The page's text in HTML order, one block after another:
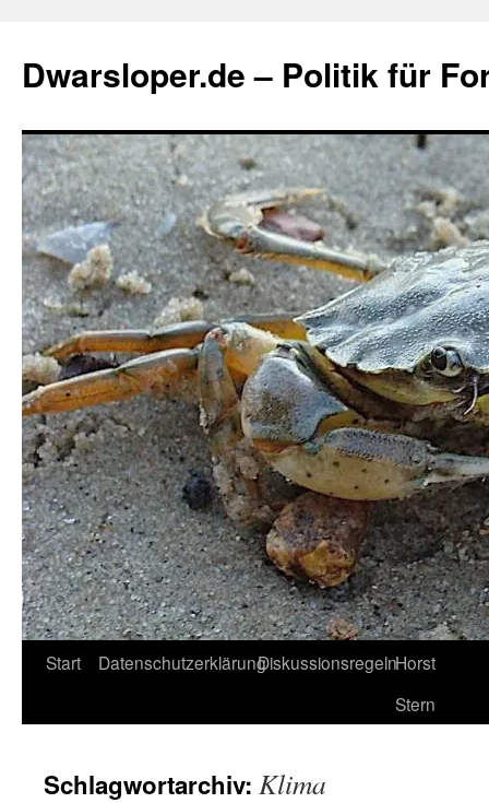
springen
Dwarsloper.de – Politik für
Start DatenschutzerklärungDiskussionsregelnHorst
Stern
Schlagwortarchiv: Klima